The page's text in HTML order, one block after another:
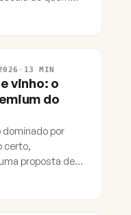
· 13 MIN
vinho: o
do
por
certo,
proposta de